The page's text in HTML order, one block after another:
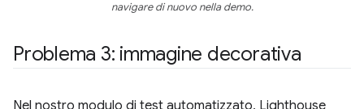
navigare di nuovo nella demo.
Problema 3: immagine decorativa
Nel nostro modulo di test automatizzato, Lighthouse